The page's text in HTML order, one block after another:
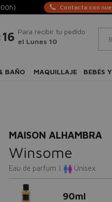
Contacta con
16 Para recibir tu pedido
el Lunes 10
BAÑO MAQUILLAJE BEBÉS
MAISON ALHAMBRA
Winsome
Eau de parfum | Unisex
90ml